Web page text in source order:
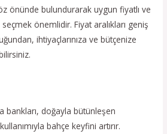
önünde bulundurarak uygun fiyatlı ve
önemlidir. Fiyat aralıkları geniş
ihtiyaçlarınıza ve bütçenize
bankları, doğayla bütünleşen
bahçe keyfini artırır.